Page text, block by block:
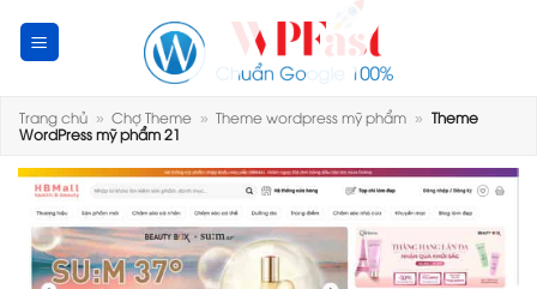
Trang chủ » Chợ Theme » Theme wordpress mỹ phẩm » Theme
WordPress mỹ phẩm 21